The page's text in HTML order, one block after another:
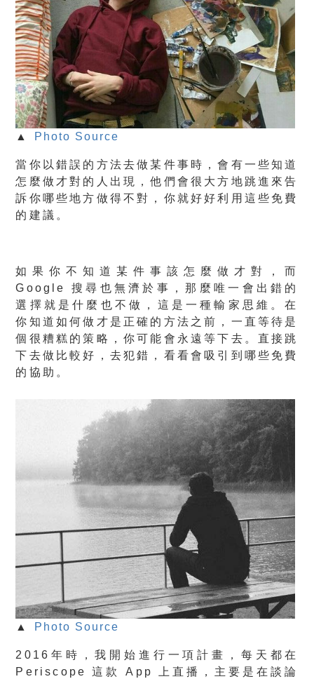
▲ Photo Source
當你以錯誤的方法去做某件事時，會有一些知道
怎麼做才對的人出現，他們會很大方地跳進來告
訴你哪些地方做得不對，你就好好利用這些免費
的建議。
如果你不知道某件事該怎麼做才對，而
Google 搜尋也無濟於事，那麼 唯一會出錯的
選擇就是什麼也不做
，這是一種輸家思維。在
你知道如何做才是正確的方法之前，一直等待是
個很糟糕的策略，你可能會永遠等下去。直接跳
下去做比較好，去犯錯，看看會吸引到哪些免費
的協助。
▲ Photo Source
2016年時，我開始進行一項計畫，每天都在
Periscope 這款 App 上直播，主要是在談論